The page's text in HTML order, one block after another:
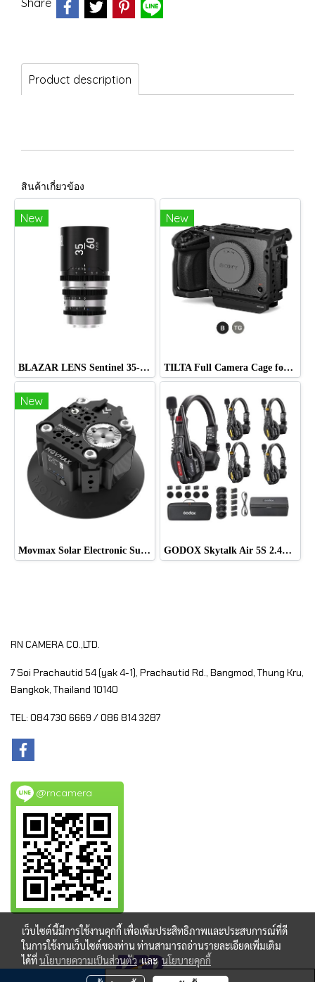
Share
Product description
สินค้าเกี่ยวข้อง
New
BLAZAR LENS Sentinel 35-60mm T2.2-T2.8 Full-Frame 1.33x Anamorphic Zoom Lens (Sony E)
New
TILTA Full Camera Cage for Sony FX5
New
Movmax Solar Electronic Suction Cup Multi-Interface Expansion Edition GODOX Skytalk Air 5S 2.4G Full-Duplex Wireless Intercom System
RN CAMERA CO.,LTD.
7 Soi Prachautid 54 (yak 4-1), Prachautid Rd., Bangmod, Thung Kru,
Bangkok, Thailand 10140
TEL: 084 730 6669 / 086 814 3287
@rncamera
เว็บไซต์นี้มีการใช้งานคุกกี้ เพื่อเพิ่มประสิทธิภาพและประสบการณ์ที่ดี
ในการใช้งานเว็บไซต์ของท่าน ท่านสามารถอ่านรายละเอียดเพิ่มเติม
ได้ที่นโยบายความเป็นส่วนตัว และนโยบายคุกกี้